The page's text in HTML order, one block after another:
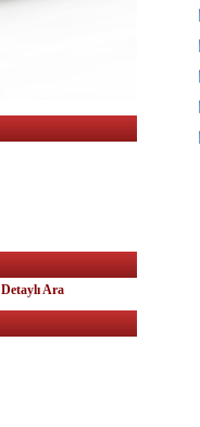
Detaylı Ara